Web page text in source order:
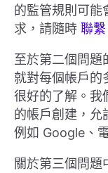
的監管規則可能
求，請隨時 聯
至於第二個問
就對每個帳戶的
很好的了解。我
的帳戶創建，允
例如 Google、
關於第三個問題